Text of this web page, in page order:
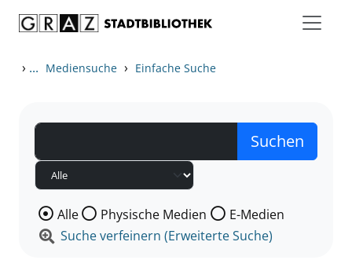
› ... Mediensuche › Einfache Suche
Wählen Sie die Medienart nach der Sie suchen wollen.
Alle Physische Medien
E-Medien
Suche verfeinern (Erweiterte Suche)